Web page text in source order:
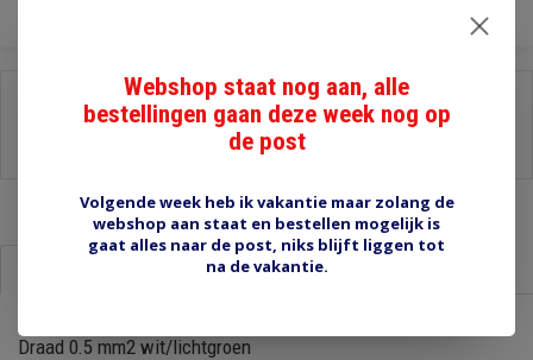
Reviews (0)
Draad 0.5 mm2 wit/lichtgroen
Webshop staat nog aan, alle
bestellingen gaan deze week nog op
de post
Volgende week heb ik vakantie maar zolang de
webshop aan staat en bestellen mogelijk is
gaat alles naar de post, niks blijft liggen tot
na de vakantie.